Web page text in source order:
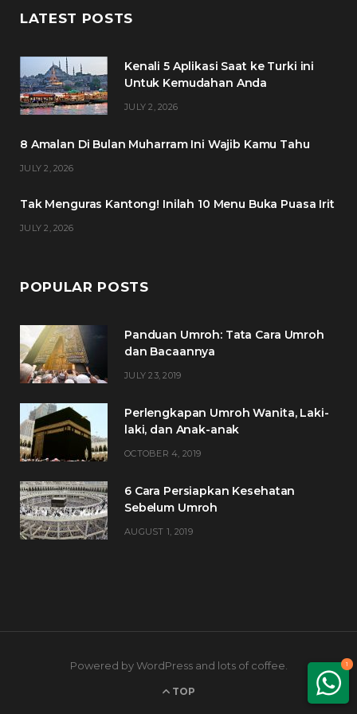
1
c
b
t
a
e
LATEST POSTS
Kenali 5 Aplikasi Saat ke Turki ini
Untuk Kemudahan Anda
JULY 2, 2026
8 Amalan Di Bulan Muharram Ini Wajib Kamu Tahu
JULY 2, 2026
Tak Menguras Kantong! Inilah 10 Menu Buka Puasa Irit
JULY 2, 2026
POPULAR POSTS
Panduan Umroh: Tata Cara Umroh
dan Bacaannya
JULY 23, 2019
Perlengkapan Umroh Wanita, Laki-
laki, dan Anak-anak
OCTOBER 4, 2019
6 Cara Persiapkan Kesehatan
Sebelum Umroh
AUGUST 1, 2019
Powered by WordPress and lots of coffee.
TOP